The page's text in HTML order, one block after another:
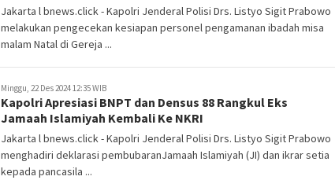
Jakarta l bnews.click - Kapolri Jenderal Polisi Drs. Listyo Sigit Prabowo
melakukan pengecekan kesiapan personel pengamanan ibadah misa
malam Natal di Gereja ...
Minggu, 22 Des 2024 12:35 WIB
Kapolri Apresiasi BNPT dan Densus 88 Rangkul Eks
Jamaah Islamiyah Kembali Ke NKRI
Jakarta l bnews.click - Kapolri Jenderal Polisi Drs. Listyo Sigit Prabowo
menghadiri deklarasi pembubaranJamaah Islamiyah (JI) dan ikrar setia
kepada pancasila ...